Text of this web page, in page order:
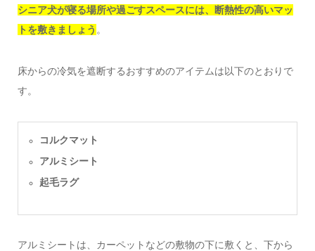
シニア犬が寝る場所や過ごすスペースには、断熱性の高いマッ
トを敷きましょう 。
床からの冷気を遮断するおすすめのアイテムは以下のとおりで
す。
コルクマット
アルミシート
起毛ラグ
アルミシートは、カーペットなどの敷物の下に敷くと、下から